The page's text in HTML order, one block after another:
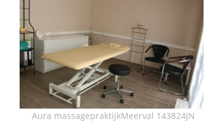
Aura massagepraktijkMeerval 143824JN